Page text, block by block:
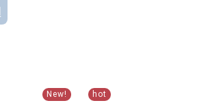
New! hot